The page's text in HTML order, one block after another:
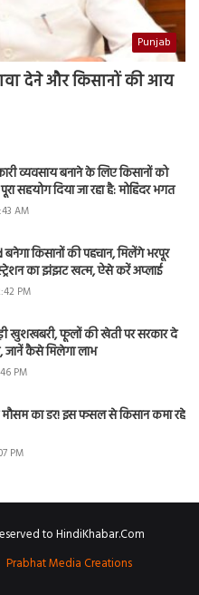
Punjab
देने और किसानों की आय
व्यवसाय बनाने के लिए किसानों को
सहयोग दिया जा रहा है: मोहिंदर भगत
AM
किसानों की पहचान, मिलेंगे भरपूर
का झंझट खत्म, ऐसे करें अप्लाई
PM
खुशखबरी, फूलों की खेती पर सरकार दे
जानें कैसे मिलेगा लाभ
PM
का डर! इस फसल से किसान कमा रहे
PM
to HindiKhabar.Com
Prabhat Media Creations